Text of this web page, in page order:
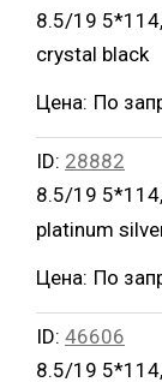
8.5/19
crystal black
Цена: По
ID: 28882
8.5/19
platinum
Цена: По
ID: 46606
8.5/19